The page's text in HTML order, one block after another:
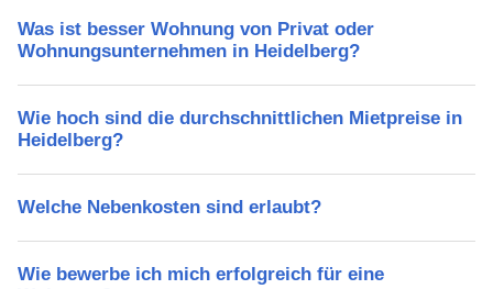
Was ist besser Wohnung von Privat oder
Wohnungsunternehmen in Heidelberg?
Wie hoch sind die durchschnittlichen Mietpreise in
Heidelberg?
Welche Nebenkosten sind erlaubt?
Wie bewerbe ich mich erfolgreich für eine